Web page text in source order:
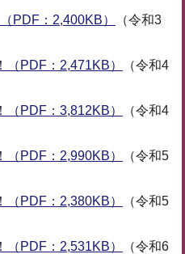
PDF：2,400KB）
（令和3
（PDF：2,471KB）
（令和4
（PDF：3,812KB）
（令和4
（PDF：2,990KB）
（令和5
（PDF：2,380KB）
（令和5
（PDF：2,531KB）
（令和6